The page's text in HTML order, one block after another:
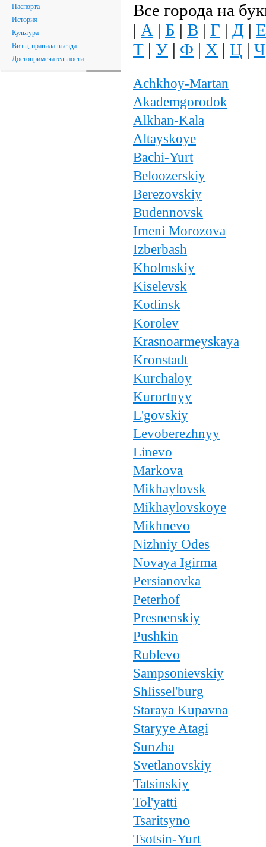
Паспорта
История
Культура
Визы, правила въезда
Достопримечательности
Все города на
| А | Б | В | Г | Д | Е
Т | У | Ф | Х | Ц | Ч
Achkhoy-Martan
Akademgorodok
Alkhan-Kala
Altayskoye
Bachi-Yurt
Beloozerskiy
Berezovskiy
Budennovsk
Imeni Morozova
Izberbash
Kholmskiy
Kiselevsk
Kodinsk
Korolev
Krasnoarmeyskaya
Kronstadt
Kurchaloy
Kurortnyy
L'govskiy
Levoberezhnyy
Linevo
Markova
Mikhaylovsk
Mikhaylovskoye
Mikhnevo
Nizhniy Odes
Novaya Igirma
Persianovka
Peterhof
Presnenskiy
Pushkin
Rublevo
Sampsonievskiy
Shlissel'burg
Staraya Kupavna
Staryye Atagi
Sunzha
Svetlanovskiy
Tatsinskiy
Tol'yatti
Tsaritsyno
Tsotsin-Yurt